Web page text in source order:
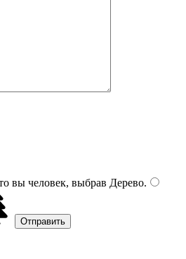
вы человек, выбрав Дерево.